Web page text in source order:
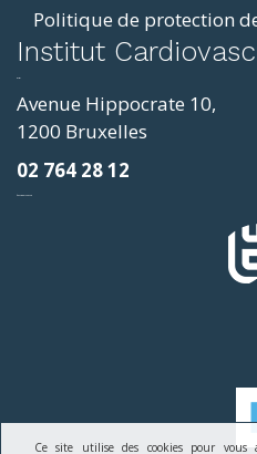
Ce site utilise des cookies pour vous
Politique de protection
Institut
Avenue Hippocrate 10,
1200 Bruxelles
02 764 28 12